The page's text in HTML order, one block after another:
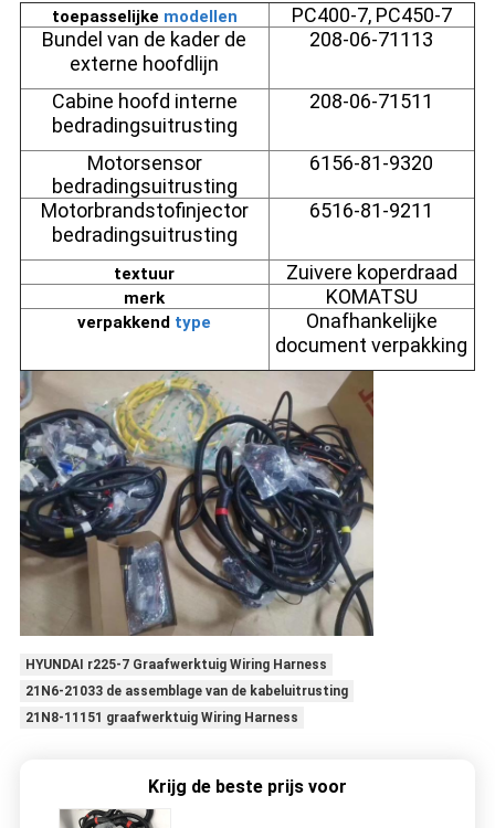
toepasselijke modellen
PC400-7, PC450-7
Bundel van de kader de
externe hoofdlijn
208-06-71113
Cabine hoofd interne
bedradingsuitrusting
208-06-71511
Motorsensor
bedradingsuitrusting
6156-81-9320
Motorbrandstofinjector
bedradingsuitrusting
6516-81-9211
textuur Zuivere koperdraad
merk KOMATSU
verpakkend type
Onafhankelijke
document verpakking
HYUNDAI r225-7 Graafwerktuig Wiring Harness
21N6-21033 de assemblage van de kabeluitrusting
21N8-11151 graafwerktuig Wiring Harness
Krijg de beste prijs voor